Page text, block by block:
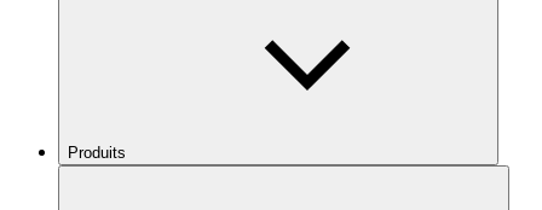
Produits